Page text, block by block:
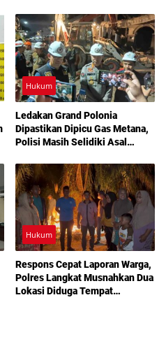
Hukum
Ledakan Grand Polonia
Dipastikan Dipicu Gas Metana,
Polisi Masih Selidiki Asal
Hukum
Respons Cepat Laporan Warga,
Polres Langkat Musnahkan Dua
Lokasi Diduga Tempat